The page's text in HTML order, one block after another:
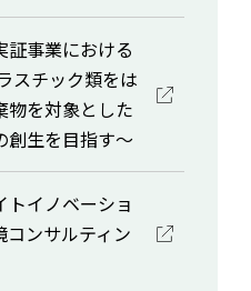
証事業における
スチック類をは
物を対象とした
創生を目指す～
トイノベーショ
コンサルティン